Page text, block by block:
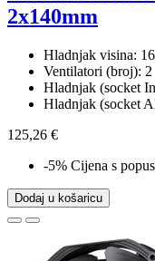
2x140mm
Hladnjak visina:
Ventilatori (broj): 2
Hladnjak (socket
Hladnjak (socket
125,26 €
-5% Cijena s
Dodaj u košaricu